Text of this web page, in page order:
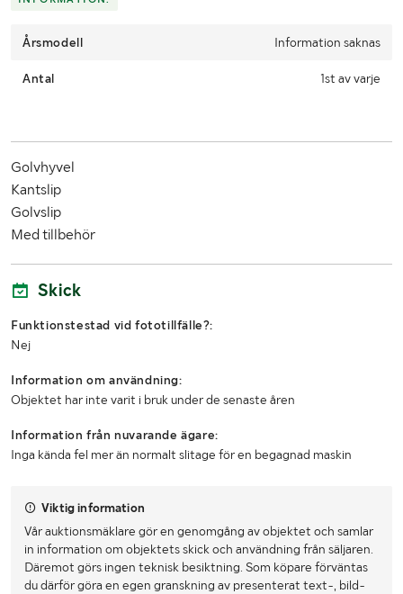
Årsmodell Information saknas
Antal 1st av varje
Golvhyvel
Kantslip
Golvslip
Med tillbehör
Skick
Funktionstestad vid fototillfälle?:
Nej
Information om användning:
Objektet har inte varit i bruk under de senaste åren
Information från nuvarande ägare:
Inga kända fel mer än normalt slitage för en begagnad maskin
Viktig information
Vår auktionsmäklare gör en genomgång av objektet och samlar
in information om objektets skick och användning från säljaren.
Däremot görs ingen teknisk besiktning. Som köpare förväntas
du därför göra en egen granskning av presenterat text-, bild-